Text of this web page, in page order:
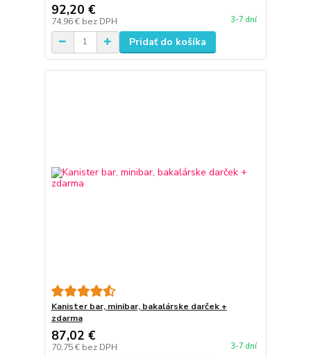
92,20 €
74,96 € bez DPH 3-7 dní
Pridať do košíka
Kanister bar, minibar, bakalárske darček +
zdarma
87,02 €
70,75 € bez DPH 3-7 dní